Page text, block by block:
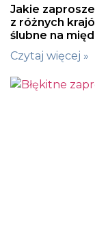
Jakie
z różnych
ślubne na
Czytaj więcej »